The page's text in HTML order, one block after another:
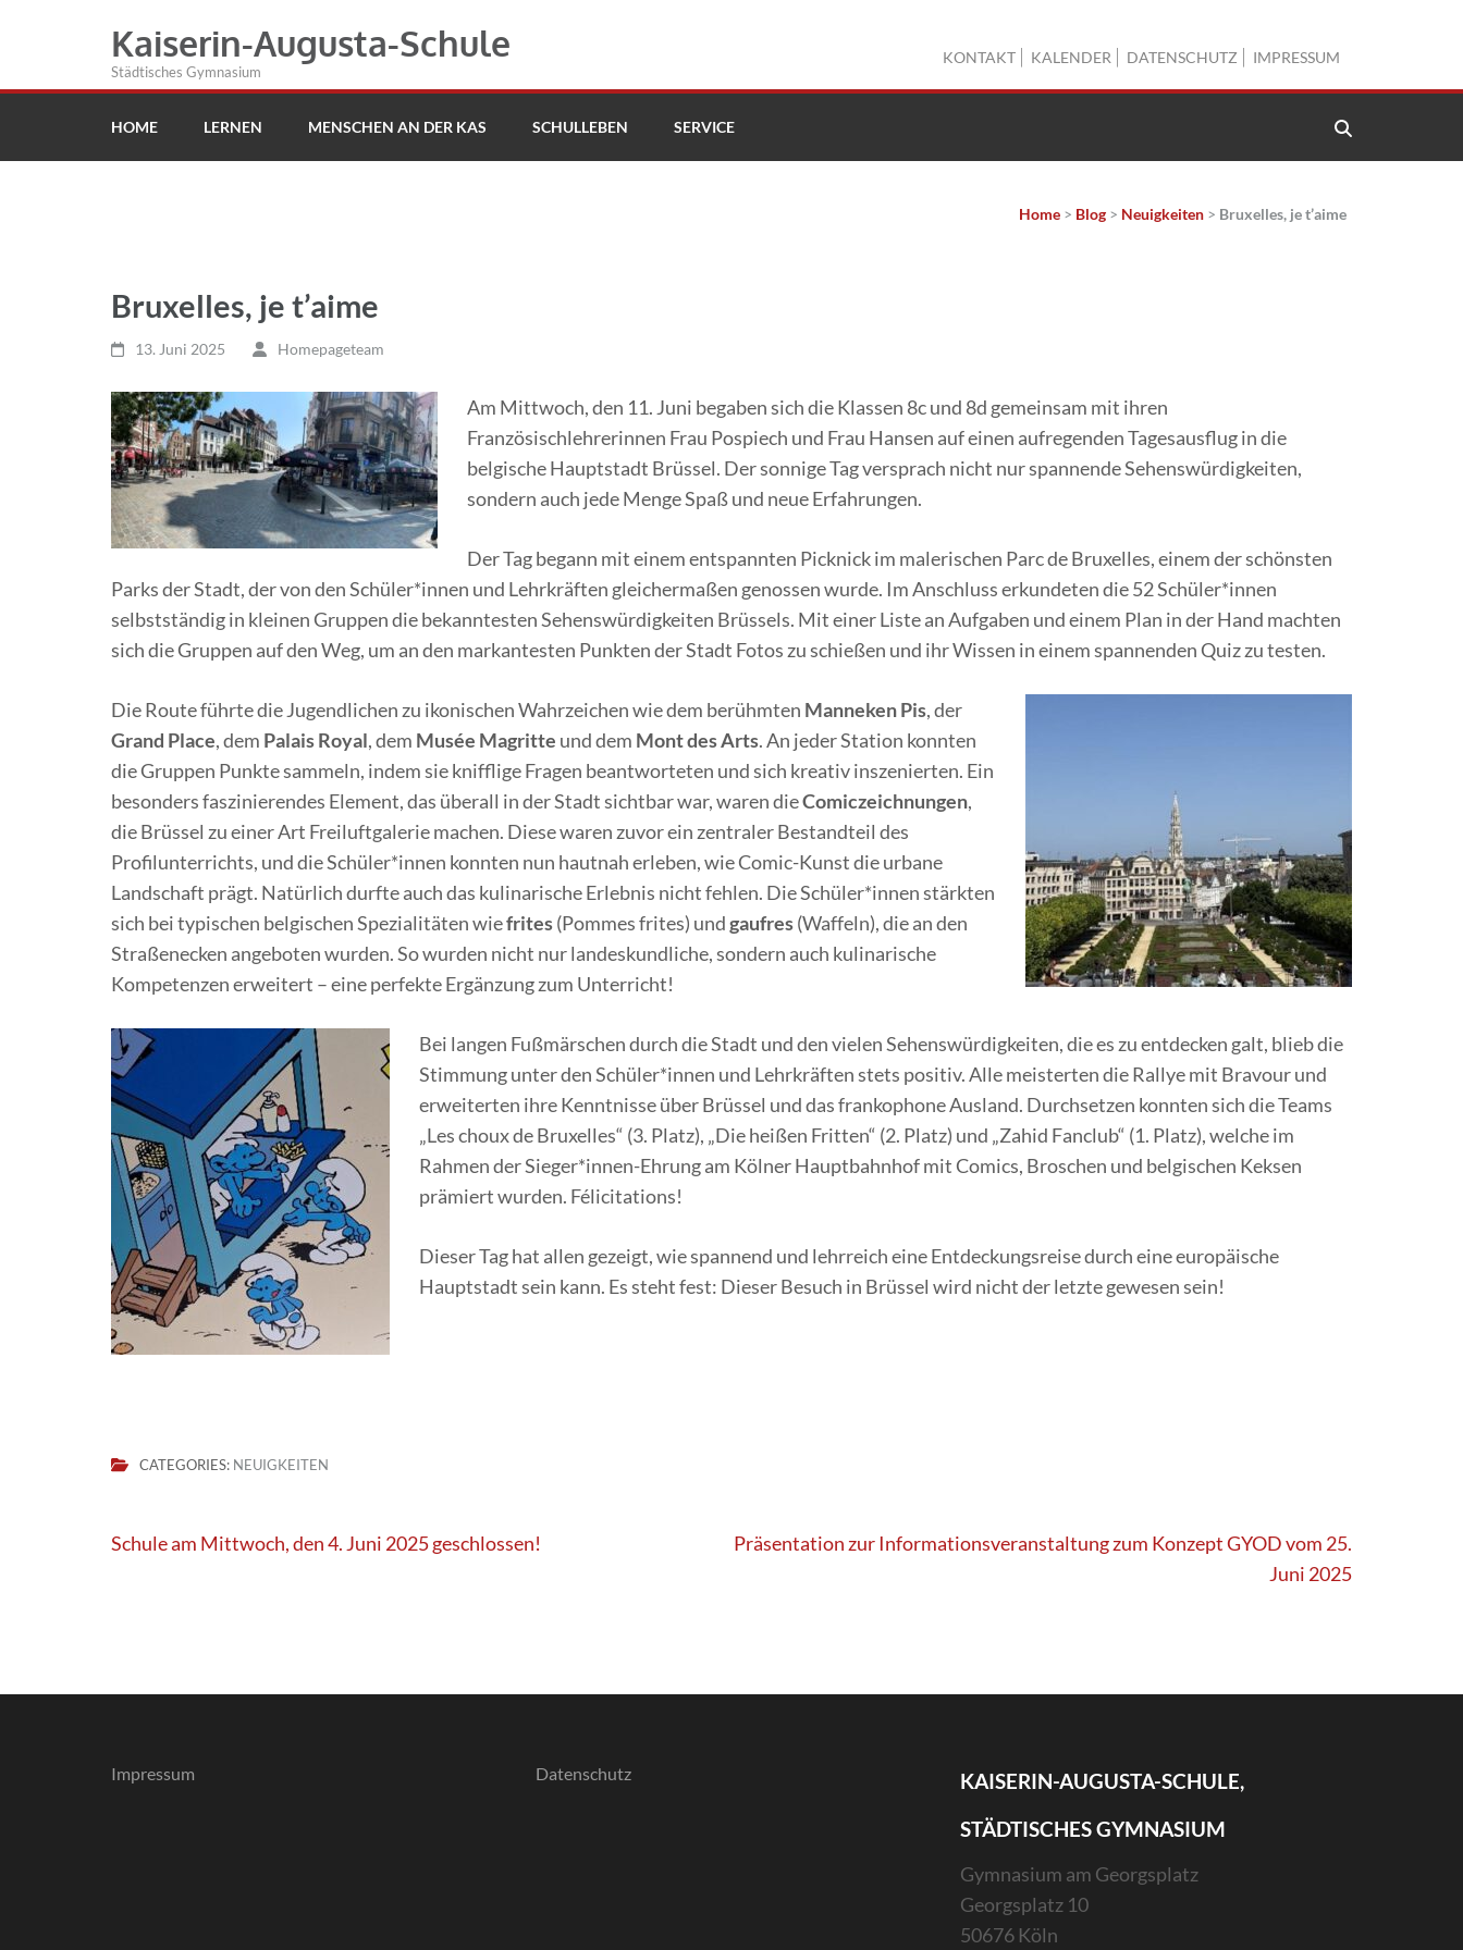
Kaiserin-Augusta-Schule
Städtisches Gymnasium
KONTAKT KALENDER DATENSCHUTZ IMPRESSUM
HOME LERNEN MENSCHEN AN DER KAS SCHULLEBEN SERVICE
Home > Blog > Neuigkeiten > Bruxelles, je t’aime
Bruxelles, je t’aime
13. Juni 2025 Homepageteam
Am Mittwoch, den 11. Juni begaben sich die Klassen 8c und 8d gemeinsam mit ihren
Französischlehrerinnen Frau Pospiech und Frau Hansen auf einen aufregenden Tagesausflug in die
belgische Hauptstadt Brüssel. Der sonnige Tag versprach nicht nur spannende Sehenswürdigkeiten,
sondern auch jede Menge Spaß und neue Erfahrungen.
Der Tag begann mit einem entspannten Picknick im malerischen Parc de Bruxelles, einem der schönsten
Parks der Stadt, der von den Schüler*innen und Lehrkräften gleichermaßen genossen wurde. Im Anschluss erkundeten die 52 Schüler*innen
selbstständig in kleinen Gruppen die bekanntesten Sehenswürdigkeiten Brüssels. Mit einer Liste an Aufgaben und einem Plan in der Hand machten
sich die Gruppen auf den Weg, um an den markantesten Punkten der Stadt Fotos zu schießen und ihr Wissen in einem spannenden Quiz zu testen.
Die Route führte die Jugendlichen zu ikonischen Wahrzeichen wie dem berühmten Manneken Pis, der
Grand Place, dem Palais Royal, dem Musée Magritte und dem Mont des Arts. An jeder Station konnten
die Gruppen Punkte sammeln, indem sie knifflige Fragen beantworteten und sich kreativ inszenierten. Ein
besonders faszinierendes Element, das überall in der Stadt sichtbar war, waren dieComiczeichnungen,
die Brüssel zu einer Art Freiluftgalerie machen. Diese waren zuvor ein zentraler Bestandteil des
Profilunterrichts, und die Schüler*innen konnten nun hautnah erleben, wie Comic-Kunst die urbane
Landschaft prägt. Natürlich durfte auch das kulinarische Erlebnis nicht fehlen. Die Schüler*innen stärkten
sich bei typischen belgischen Spezialitäten wiefrites(Pommes frites) undgaufres(Waffeln), die an den
Straßenecken angeboten wurden. So wurden nicht nur landeskundliche, sondern auch kulinarische
Kompetenzen erweitert – eine perfekte Ergänzung zum Unterricht!
Bei langen Fußmärschen durch die Stadt und den vielen Sehenswürdigkeiten, die es zu entdecken galt, blieb die
Stimmung unter den Schüler*innen und Lehrkräften stets positiv. Alle meisterten die Rallye mit Bravour und
erweiterten ihre Kenntnisse über Brüssel und das frankophone Ausland. Durchsetzen konnten sich die Teams
„Les choux de Bruxelles“ (3. Platz), „Die heißen Fritten“ (2. Platz) und „Zahid Fanclub“ (1. Platz), welche im
Rahmen der Sieger*innen-Ehrung am Kölner Hauptbahnhof mit Comics, Broschen und belgischen Keksen
prämiert wurden. Félicitations!
Dieser Tag hat allen gezeigt, wie spannend und lehrreich eine Entdeckungsreise durch eine europäische
Hauptstadt sein kann. Es steht fest: Dieser Besuch in Brüssel wird nicht der letzte gewesen sein!
CATEGORIES: NEUIGKEITEN
Beitragsnavigation
Schule am Mittwoch, den 4. Juni 2025 geschlossen!
Präsentation zur Informationsveranstaltung zum Konzept GYOD vom 25.
Juni 2025
Impressum Datenschutz
KAISERIN-AUGUSTA-SCHULE,
STÄDTISCHES GYMNASIUM
Gymnasium am Georgsplatz
Georgsplatz 10
50676 Köln